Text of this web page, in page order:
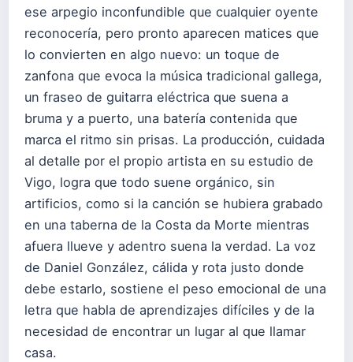
ese arpegio inconfundible que cualquier oyente
reconocería, pero pronto aparecen matices que
lo convierten en algo nuevo: un toque de
zanfona que evoca la música tradicional gallega,
un fraseo de guitarra eléctrica que suena a
bruma y a puerto, una batería contenida que
marca el ritmo sin prisas. La producción, cuidada
al detalle por el propio artista en su estudio de
Vigo, logra que todo suene orgánico, sin
artificios, como si la canción se hubiera grabado
en una taberna de la Costa da Morte mientras
afuera llueve y adentro suena la verdad. La voz
de Daniel González, cálida y rota justo donde
debe estarlo, sostiene el peso emocional de una
letra que habla de aprendizajes difíciles y de la
necesidad de encontrar un lugar al que llamar
casa.